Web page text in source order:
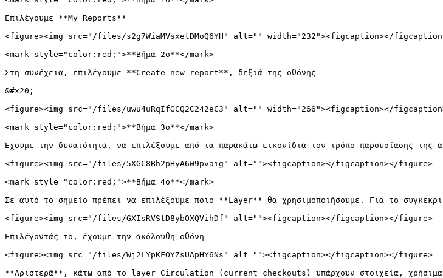
Επιλέγουμε **My Reports**
<figure><img src="/files/s2g7WiaMVsxetDMoQ6YH" alt="" width="232"><figcaption></
<mark style="color:red;">**Βήμα 2ο**</mark>
Στη συνέχεια, επιλέγουμε **Create new report**, δεξιά της οθόνης
&#x20;
<figure><img src="/files/uwu4uRqIfGCQ2C242eC3" alt="" width="266"><figcaption></
<mark style="color:red;">**Βήμα 3ο**</mark>
Έχουμε την δυνατότητα, να επιλέξουμε από τα παρακάτω εικονίδια τον τρόπο παρουσίασης της
<figure><img src="/files/5XGC8Bh2pHyA6W9pvaig" alt=""><figcaption></figcaption></figure>
<mark style="color:red;">**Βήμα 4ο**</mark>
Σε αυτό το σημείο πρέπει να επιλέξουμε ποιο **Layer** θα χρησιμοποιήσουμε. Για το
<figure><img src="/files/GXIsRVStD8ybOXQVihDf" alt=""><figcaption></figcaption></figure>
Επιλέγοντάς το, έχουμε την ακόλουθη οθόνη
<figure><img src="/files/Wj2LYpKFOYZsUApHY6Ns" alt=""><figcaption></figcaption></figure>
**Αριστερά**, κάτω από το layer Circulation (current checkouts) υπάρχουν στοιχεία, χρήσιμα